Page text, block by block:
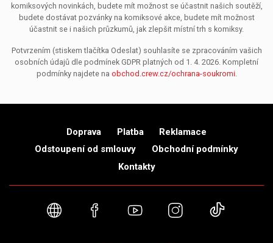
komiksových novinkách, budete mít možnost se účastnit našich soutěží,
budete dostávat pozvánky na komiksové akce, budete mít možnost
účastnit se i našich průzkumů, jak zlepšit místní trh s komiksy.
Potvrzením (stiskem tlačítka Odeslat) souhlasíte se zpracováním vašich
osobních údajů dle podmínek GDPR platných od 1. 4. 2026. Kompletní
podmínky najdete na obchod.crew.cz/ochrana-soukromi.
Doprava Platba
Reklamace
Odstoupení od smlouvy
Obchodní podmínky
Kontakty
Webové stránky
FacebookYouTubeInstagram